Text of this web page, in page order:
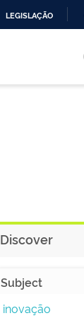
LEGISLAÇÃO
Discover
Subject
inovação